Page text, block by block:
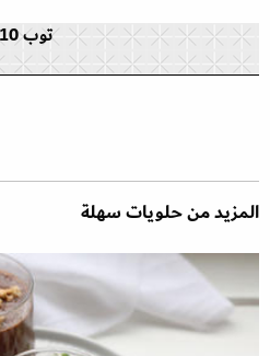
توب 10
المزيد من حلويات سهلة